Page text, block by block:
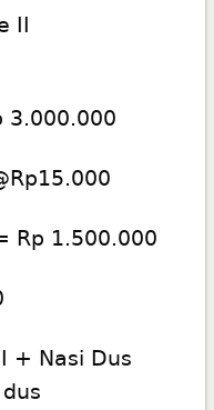
II
3.000.000
Rp 1.500.000
+ Nasi Dus